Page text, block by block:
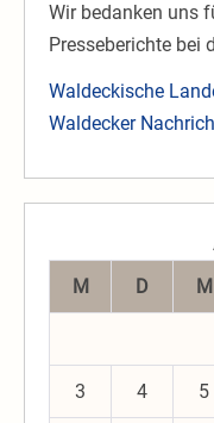
Wir bedanken uns
Presseberichte bei
Waldeckische
Waldecker
M
D M
3 4 5